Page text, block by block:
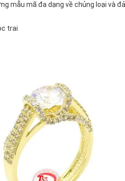
mẫu mã đa dạng về chủng loại và
trai